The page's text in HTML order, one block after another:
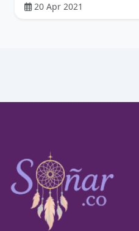
20 Apr 2021